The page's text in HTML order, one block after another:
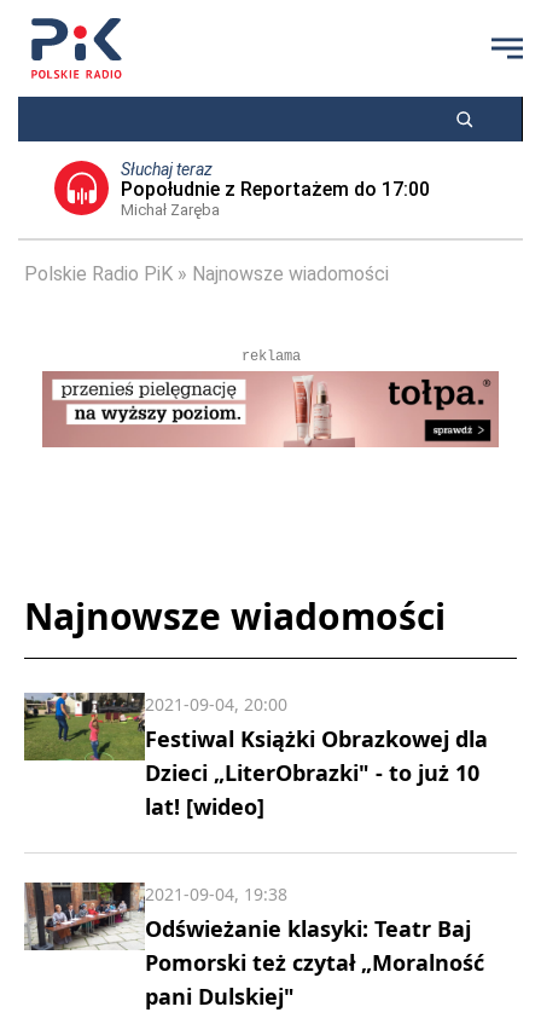
Słuchaj teraz
Popołudnie z Reportażem do 17:00
Michał Zaręba
Polskie Radio PiK Najnowsze wiadomości
reklama
Najnowsze wiadomości
Festiwal Książki Obrazkowej dla
Dzieci „LiterObrazki" - to już 10
lat! [wideo]
2021-09-04, 20:00
Odświeżanie klasyki: Teatr Baj
Pomorski też czytał „Moralność
pani Dulskiej"
2021-09-04, 19:38